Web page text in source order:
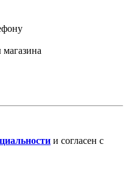
и согласен с